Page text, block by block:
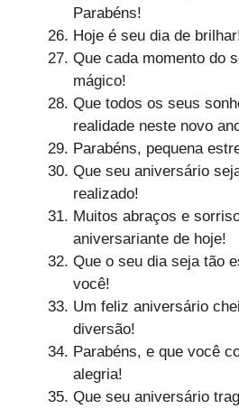
Parabéns!
Hoje é seu dia de
Que cada momento do
mágico!
Que todos os seus
realidade neste novo
Parabéns, pequena
Que seu aniversário
realizado!
Muitos abraços e
aniversariante de hoje!
Que o seu dia seja tão
você!
Um feliz aniversário
diversão!
Parabéns, e que você
alegria!
Que seu aniversário